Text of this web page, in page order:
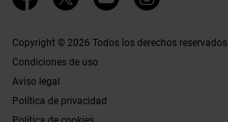
Copyright © 2026 Todos los derechos reservados
Condiciones de uso
Aviso legal
Política de privacidad